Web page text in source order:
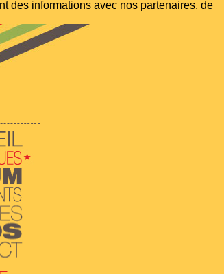
des informations avec nos partenaires, de